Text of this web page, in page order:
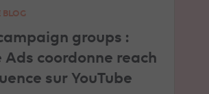
BLOG
groups :
Ads coordonne reach
sur YouTube